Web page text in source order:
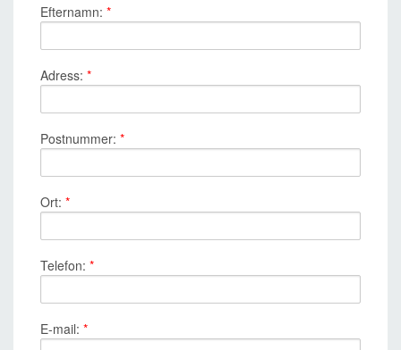
Efternamn: *
Adress: *
Postnummer: *
Ort: *
Telefon: *
E-mail: *